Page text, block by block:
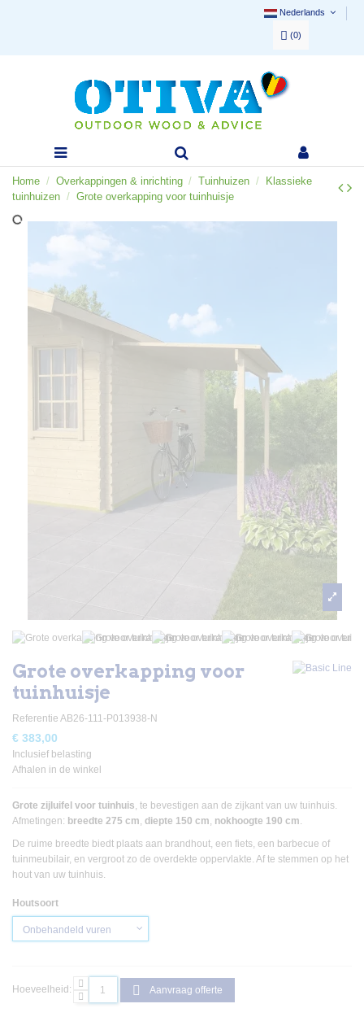
Nederlands
(0)
Home Overkappingen & inrichting Tuinhuizen
Klassieke
tuinhuizen
Grote overkapping voor tuinhuisje
Grote overkapping voor
tuinhuisje
Referentie AB26-111-P013938-N
€ 383,00
Inclusief belasting
Afhalen in de winkel
Grote zijluifel voor tuinhuis , te bevestigen aan de zijkant van uw tuinhuis.
Afmetingen: breedte 275 cm diepte 150 cm nokhoogte 190 cm
De ruime breedte biedt plaats aan brandhout, een fiets, een barbecue of
tuinmeubilair, en vergroot zo de overdekte oppervlakte. Af te stemmen op het
hout van uw tuinhuis.
Houtsoort
Hoeveelheid: Aanvraag offerte